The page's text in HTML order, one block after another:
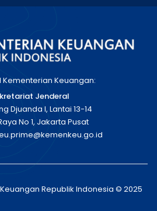
Kementerian Keuangan:
Jenderal
Djuanda I, Lantai 13-14
No 1, Jakarta Pusat
Republik Indonesia © 2025